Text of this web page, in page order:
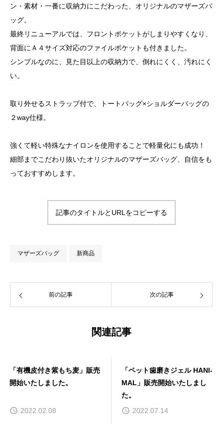
ン・素材・一番に収納力にこだわった、オリジナルのマザーズバ
ッグ。
最終リニューアルでは、フロントポケットがしまりやすくなり、
背面にＡ４サイズ対応のファイルポケットも付きました。
シンプルなのに、見た目以上の収納力で、倒れにくく、汚れにく
い。
取り外せるストラップ付で、トートバッグ×ショルダーバッグの
２way仕様。
強くて軽い特殊なナイロンを使用することで軽量化にも成功！
細部までこだわり抜いたオリジナルのマザーズバッグ、自信をも
っておすすめします。
記事のタイトルとURLをコピーする
マザーズバッグ 新商品
前の記事 次の記事
関連記事
「ペット歯磨きジェル HANI-
MAL」販売開始いたしまし
2022.07.14
「SOYラテ」販売開始いたし
ました。
2023.06.08